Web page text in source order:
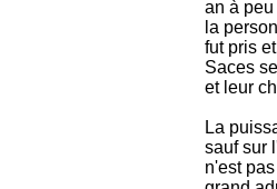
an à
la
fut pris
Saces
et leur
La
sauf sur
n'est